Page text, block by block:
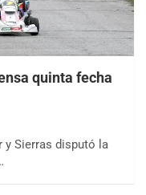
quinta fecha
y Sierras disputó la